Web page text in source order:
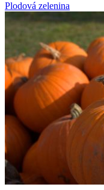
Plodová zelenina